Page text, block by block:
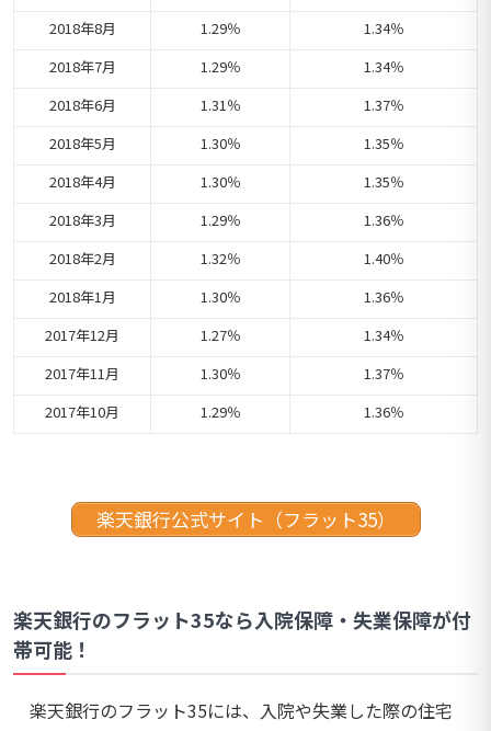
2018年8月 1.29％
1.34％
2018年7月
1.29％
1.34％
2018年6月
1.31％
1.37％
2018年5月
1.30％
1.35％
2018年4月
1.30％
1.35％
2018年3月
1.29％
1.36％
2018年2月
1.32％
1.40％
2018年1月
1.30％
1.36％
2017年12月
1.27％
1.34％
2017年11月
1.30％
1.37％
2017年10月
1.29％ 1.36％
楽天銀行公式サイト（フラット35）
楽天銀行のフラット35なら入院保障・失業保障が付
帯可能！
楽天銀行のフラット35には、入院や失業した際の住宅